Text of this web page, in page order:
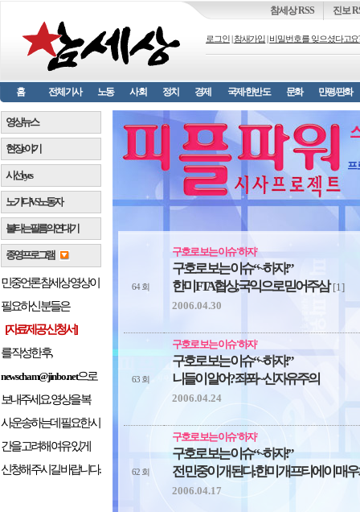
진보
참세상 RSS
로그인 참새가입 비밀번호를 잊으셨다고요
홈 전체기사 노동 사회 정치 경제 국제·한반도 문화 만평/판화
64 회
구호로 보는 이슈 '하자'
구호로 보는 이슈 “~하자!”
한미 FTA 협상, 국익으로 믿어주삼 [1]
2006.04.30
63 회
구호로 보는 이슈 '하자'
구호로 보는 이슈 “~하자!”
니들이 알어? 좌퐈~ 신자유주의
2006.04.24
62 회
구호로 보는 이슈 '하자'
구호로 보는 이슈 “~하자!”
전 민중이 개 된다. 한미 개프티에이 매
2006.04.17
프
영상뉴스
현장 e 야기
시선 e y e s
노가다 VS 노동자
불타는 필름의 연대기
종영프로그램
민중언론 참세상 영상이
필요하신 분들은
[자료제공 신청서]
를 작성한 후,
newscham@jinbo.net으로
보내주세요. 영상을 복
사.운송하는데 필요한 시
간을 고려해 여유 있게
신청해 주시길 바랍니다.